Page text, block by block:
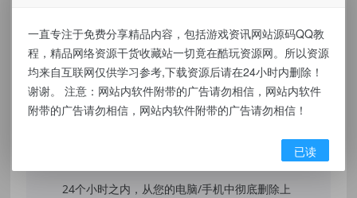
本站提供的资源，都来自网络，版权争议与本
站无关，所有内容及软件的文章仅限用于学习
和研究目的。不得将上述内容用于商业或者非
法用途，否则，一切后果请用户自负，我们不
保证内容的长久可用性，通过使用本站内容随
之而来的风险与本站无关，您必须在下载后的
24个小时之内，从您的电脑/手机中彻底删除上
一直专注于免费分享精品内容，包括游戏资讯网站源码QQ教
程，精品网络资源干货收藏站一切竟在酷玩资源网。所以资源
均来自互联网仅供学习参考,下载资源后请在24小时内删除！
谢谢。 注意：网站内软件附带的广告请勿相信，网站内软件
附带的广告请勿相信，网站内软件附带的广告请勿相信！
已读